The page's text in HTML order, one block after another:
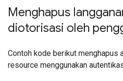
Menghapus
diotorisasi oleh
Contoh kode berikut menghapus
resource menggunakan